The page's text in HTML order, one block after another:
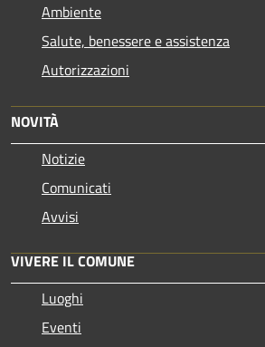
Ambiente
Salute, benessere e assistenza
Autorizzazioni
NOVITÀ
Notizie
Comunicati
Avvisi
VIVERE IL COMUNE
Luoghi
Eventi